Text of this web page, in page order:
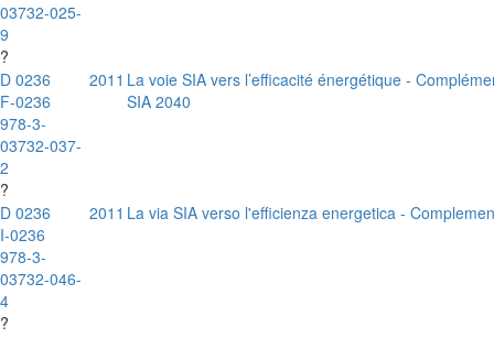
03732-025-
9
?
D 0236
F-0236
978-3-
03732-037-
2
?
2011 La voie SIA vers l’efficacité énergétique -
SIA 2040
D 0236
I-0236
978-3-
03732-046-
4
?
2011 La via SIA verso l'efficienza energetica -